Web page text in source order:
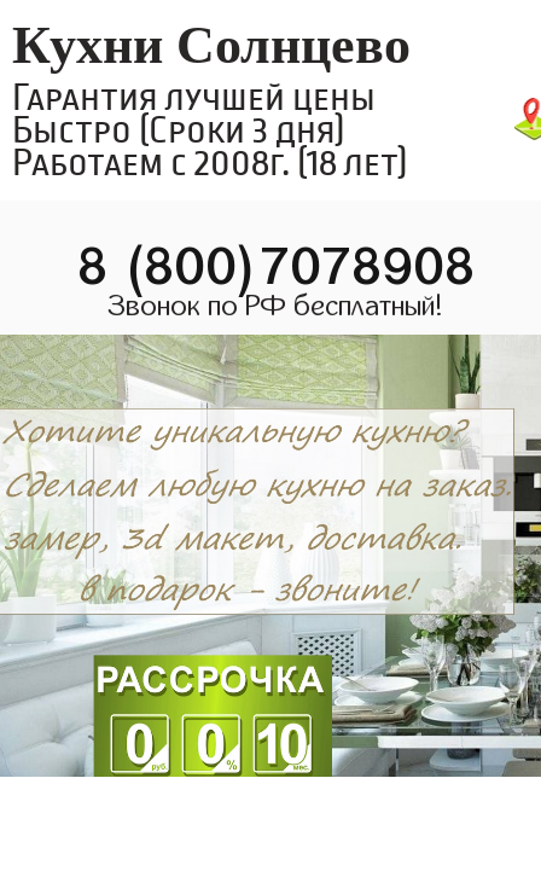
Кухни Солнцево
Гарантия лучшей цены
Быстро (Сроки 3 дня)
Работаем с 2008г. (18 лет)
8 (800)7078908
Звонок по РФ бесплатный!